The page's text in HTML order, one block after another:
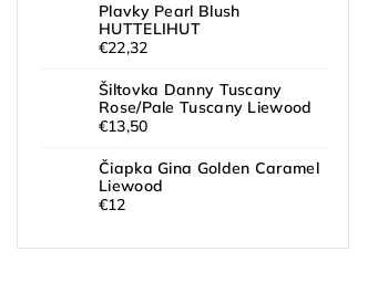
Plavky Pearl Blush
HUTTELIHUT
€22,32
Šiltovka Danny Tuscany
Rose/Pale Tuscany Liewood
€13,50
Čiapka Gina Golden Caramel
Liewood
€12